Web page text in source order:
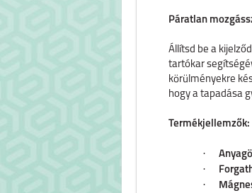
Páratlan
Állítsd be a
tartókar
körülményekre
hogy a tapadása
Termékjellemzők:
·
·
·